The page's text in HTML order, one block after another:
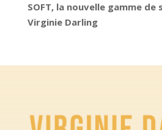
SOFT, la nouvelle gamme de
Virginie Darling